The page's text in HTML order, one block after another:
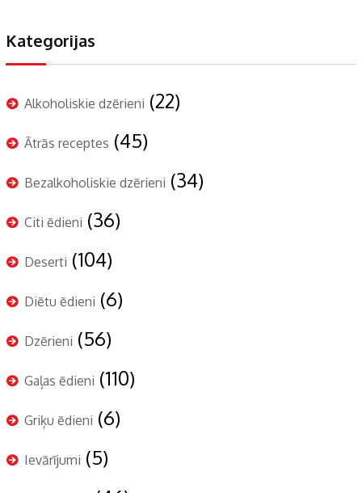
Kategorijas
Alkoholiskie dzērieni (22)
Ātrās receptes (45)
Bezalkoholiskie dzērieni (34)
Citi ēdieni (36)
Deserti (104)
Diētu ēdieni (6)
Dzērieni (56)
Gaļas ēdieni (110)
Griķu ēdieni (6)
Ievārījumi (5)